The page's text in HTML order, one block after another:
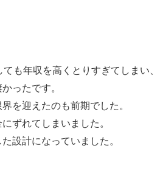
も年収を高くとりすぎてしまい、
ったです。
を迎えたのも前期でした。
ずれてしまいました。
設計になっていました。